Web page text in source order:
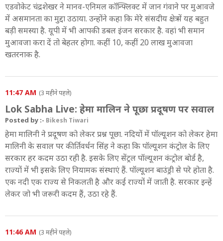
एडवोकेट चंद्रशेखर ने मानव-एनिमल कॉन्फ्लिक्ट में जान गंवाने पर मुआवजे
में असमानता का मुद्दा उठाया. उन्होंने कहा कि मेरे संसदीय क्षेत्र में यह बहुत
बड़ी समस्या है. यूपी में भी आपकी डबल इंजन सरकार है. वहां भी समान
मुआवजा करा दें तो बेहतर होगा. कहीं 10, कहीं 20 लाख मुआवजा
खतरनाक है.
11:47 AM (3 महीने पहले)
Lok Sabha Live: हेमा मालिन ने पूछा प्रदूषण पर सवाल
Posted by :- Bikesh Tiwari
हेमा मालिनी ने प्रदूषण को लेकर प्रश्न पूछा. नदियों में पॉल्यूशन को लेकर हेमा
मालिनी के सवाल पर कीर्तिवर्धन सिंह ने कहा कि पॉल्यूशन कंट्रोल के लिए
सरकार हर कदम उठा रही है. इसके लिए सेंट्रल पॉल्यूशन कंट्रोल बोर्ड है,
राज्यों में भी इसके लिए नियामक संस्थाएं हैं. पॉल्यूशन बाउंड्री से परे होता है.
एक नदी एक राज्य से निकलती है और कई राज्यों में जाती है. सरकार इन्हें
लेकर जो भी जरूरी कदम हैं, उठा रहे हैं.
11:46 AM (3 महीने पहले)